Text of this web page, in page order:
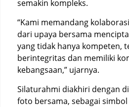
semakin kompleks.
“Kami memandang
dari upaya bersama
yang tidak hanya kompeten,
berintegritas dan memiliki
kebangsaan,” ujarnya.
Silaturahmi diakhiri dengan
foto bersama, sebagai